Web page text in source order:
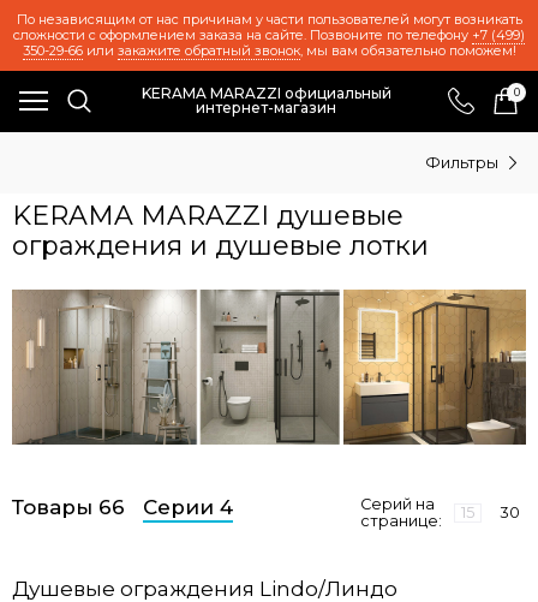
По независящим от нас причинам у части пользователей могут возникать
сложности с оформлением заказа на сайте. Позвоните по телефону +7 (499)
350-29-66или закажите обратный звонок, мы вам обязательно поможем!
KERAMA MARAZZI официальный
интернет-магазин
0
Фильтры
KERAMA MARAZZI душевые
ограждения и душевые лотки
Товары 66 Серии 4
Серий на
странице:
15 30
Душевые ограждения Lindo/Линдо